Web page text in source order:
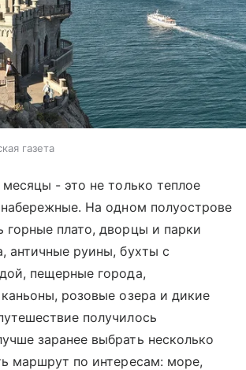
газета
- это не только теплое
На одном полуострове
горные плато, дворцы и парки
античные руины, бухты с
пещерные города,
розовые озера и дикие
получилось
заранее выбрать несколько
маршрут по интересам: море,